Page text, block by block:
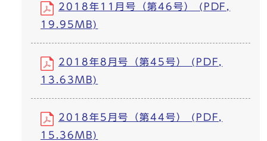
2018年11月号（第46号） (PDF,
19.95MB)
2018年8月号（第45号） (PDF,
13.63MB)
2018年5月号（第44号） (PDF,
15.36MB)